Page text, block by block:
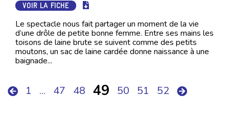
VOIR LA FICHE
Le spectacle nous fait partager un moment de la vie
d’une drôle de petite bonne femme. Entre ses mains les
toisons de laine brute se suivent comme des petits
moutons, un sac de laine cardée donne naissance à une
baignade...
1 ... 47 48 49 50 51 52